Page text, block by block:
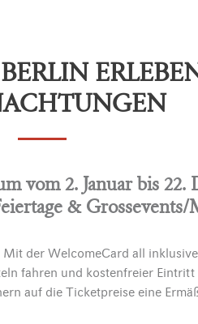
vom 2. Januar bis 22.
& Grossevents/
der WelcomeCard all
fahren und kostenfreier Eintritt
auf die Ticketpreise eine